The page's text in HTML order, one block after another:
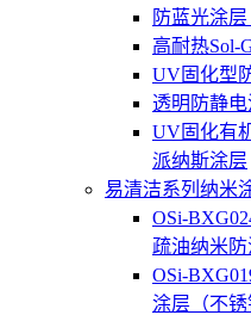
防蓝光涂
高耐热Sol-
UV固化型
透明防静
UV固化有
派纳斯涂层
易清洁系列纳米
OSi-
疏油纳米防
OSi-
涂层（不锈